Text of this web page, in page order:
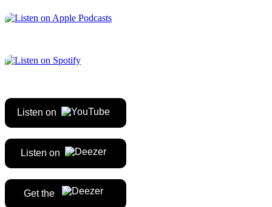
Listen on
Listen on
Get the